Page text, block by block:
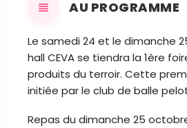
AU PROGRAMME
Le samedi 24 et le dimanche
hall CEVA se tiendra la 1ère
produits du terroir. Cette
initiée par le club de balle
Repas du dimanche 25